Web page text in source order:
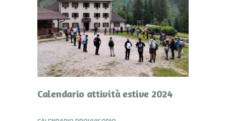
Calendario attività estive 2024